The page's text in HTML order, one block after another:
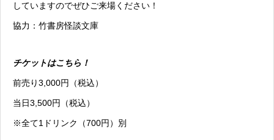
していますのでぜひご来場ください！
協力：竹書房怪談文庫
チケットはこちら！
前売り3,000円（税込）
当日3,500円（税込）
※全て1ドリンク（700円）別